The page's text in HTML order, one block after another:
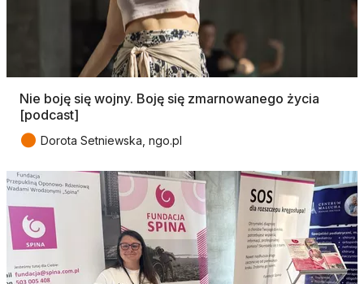
Nie boję się wojny. Boję się zmarnowanego życia
[podcast]
● Dorota Setniewska, ngo.pl